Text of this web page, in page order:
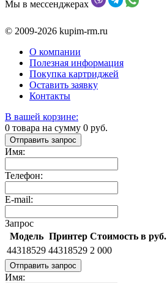
Мы в мессенджерах
© 2009-2026 kupim-rm.ru
О компании
Полезная информация
Покупка картриджей
Оставить заявку
Контакты
В вашей корзине:
0 товара на сумму 0 руб.
Отправить запрос
Имя:
Телефон:
E-mail:
Запрос
Модель Принтер Стоимость в руб.
44318529 44318529 2 000
Отправить запрос
Имя: